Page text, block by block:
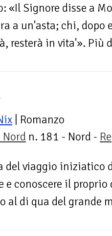
«Il Signore disse a
a un'asta; chi, dopo
resterà in vita'». Più
| Romanzo
n. 181 - Nord -
del viaggio iniziatico
e conoscere il
al di qua del grande